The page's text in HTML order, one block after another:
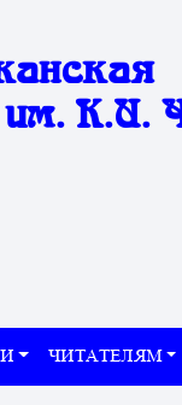
К.И.
ЧИТАТЕЛЯМ